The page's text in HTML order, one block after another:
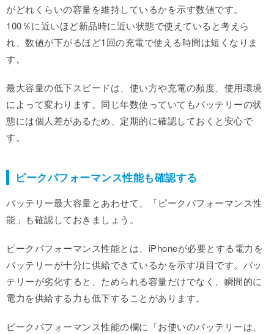
がどれくらいの容量を維持しているかを示す数値です。
100％に近いほど新品時に近い状態で使えていると考えら
れ、数値が下がるほど1回の充電で使える時間は短くなりま
す。
最大容量の低下スピードは、使い方や充電の頻度、使用環境
によって変わります。同じ年数使っていてもバッテリーの状
態には個人差があるため、定期的に確認しておくと安心で
す。
ピークパフォーマンス性能も確認する
バッテリー最大容量とあわせて、「ピークパフォーマンス性
能」も確認しておきましょう。
ピークパフォーマンス性能とは、iPhoneが必要とする電力を
バッテリーが十分に供給できているかを示す項目です。バッ
テリーが劣化すると、ためられる容量だけでなく、瞬間的に
電力を供給する力も低下することがあります。
ピークパフォーマンス性能の欄に「お使いのバッテリーは、